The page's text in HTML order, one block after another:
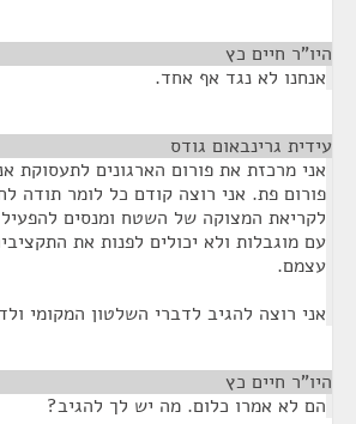
היו"ר חיים כץ
אנחנו לא נגד אף אחד.
עידית גרינבאום גודס
אני מרכזת את פורום הארגונים לתעסוקת
פורום פת. אני רוצה קודם כל לומר תודה
לקריאת המצוקה של השטח ומנסים
עם מוגבלות ולא יכולים לפנות את
עצמם.
אני רוצה להגיב לדברי השלטון המקומי
היו"ר חיים כץ
הם לא אמרו כלום. מה יש לך להגיב?